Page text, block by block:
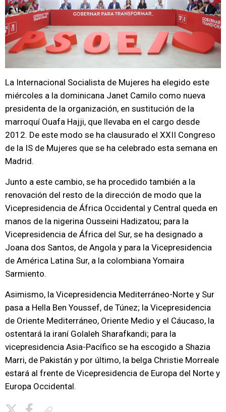
La Internacional Socialista de Mujeres ha elegido este
miércoles a la dominicana Janet Camilo como nueva
presidenta de la organización, en sustitución de la
marroquí Ouafa Hajji, que llevaba en el cargo desde
2012. De este modo se ha clausurado el XXII Congreso
de la IS de Mujeres que se ha celebrado esta semana en
Madrid.
Junto a este cambio, se ha procedido también a la
renovación del resto de la dirección de modo que la
Vicepresidencia de África Occidental y Central queda en
manos de la nigerina Ousseini Hadizatou; para la
Vicepresidencia de África del Sur, se ha designado a
Joana dos Santos, de Angola y para la Vicepresidencia
de América Latina Sur, a la colombiana Yomaira
Sarmiento.
Asimismo, la Vicepresidencia Mediterráneo-Norte y Sur
pasa a Hella Ben Youssef, de Túnez; la Vicepresidencia
de Oriente Mediterráneo, Oriente Medio y el Cáucaso, la
ostentará la iraní Golaleh Sharafkandi; para la
vicepresidencia Asia-Pacífico se ha escogido a Shazia
Marri, de Pakistán y por último, la belga Christie Morreale
estará al frente de Vicepresidencia de Europa del Norte y
Europa Occidental.